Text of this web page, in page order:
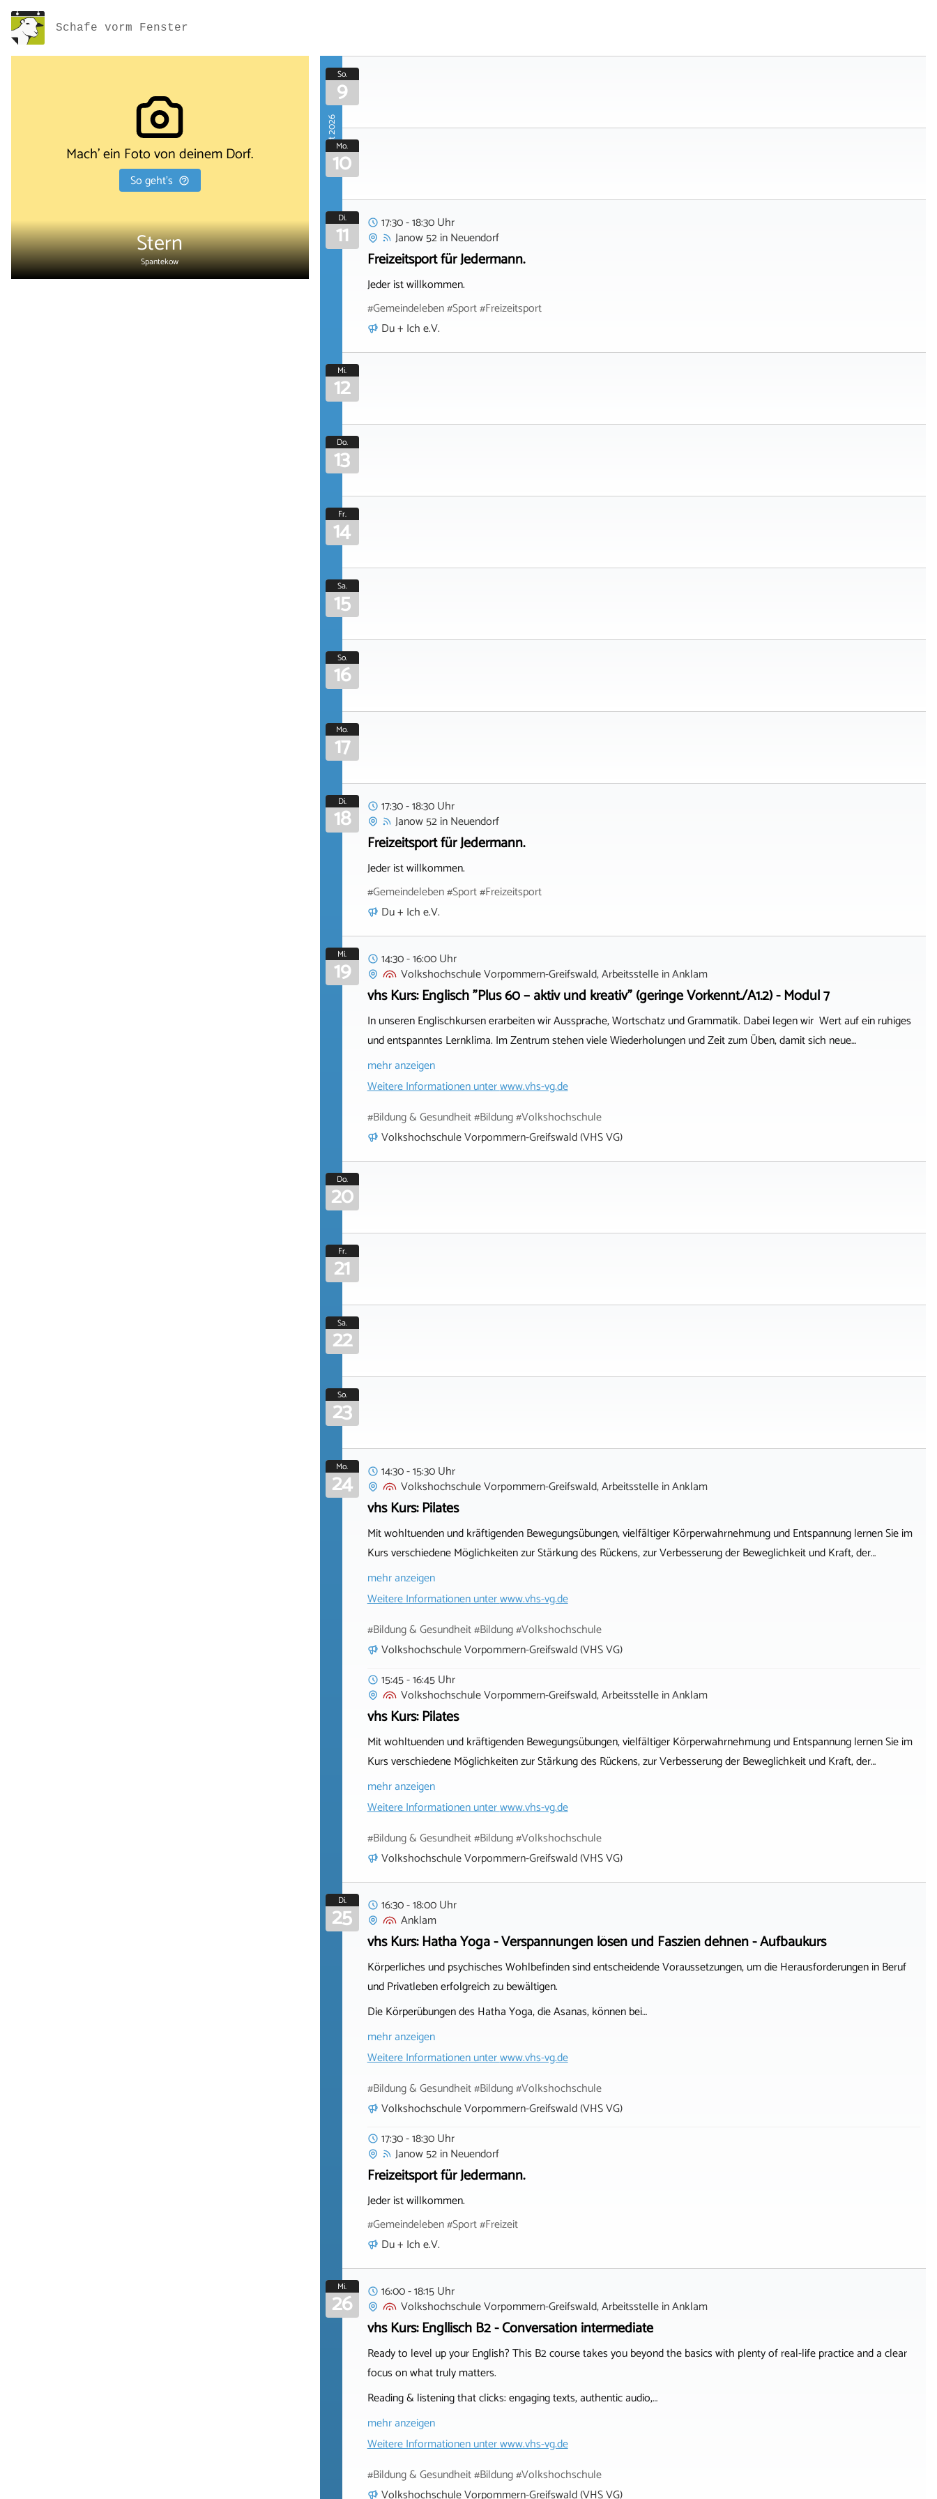
Schafe vorm Fenster
Mach' ein Foto von deinem Dorf.
So geht's
Stern
Spantekow
August 2026
So.
9
Mo.
10
Di.
11
17:30 - 18:30 Uhr
Janow 52inNeuendorf
Freizeitsport für Jedermann.
Jeder ist willkommen.
#Gemeindeleben #Sport #Freizeitsport
Du + Ich e.V.
Mi.
12
Do.
13
Fr.
14
Sa.
15
So.
16
Mo.
17
Di.
18
17:30 - 18:30 Uhr
Janow 52inNeuendorf
Freizeitsport für Jedermann.
Jeder ist willkommen.
#Gemeindeleben #Sport #Freizeitsport
Du + Ich e.V.
Mi.
19
14:30 - 16:00 Uhr
Volkshochschule Vorpommern-Greifswald, ArbeitsstelleinAnklam
vhs Kurs: Englisch "Plus 60 – aktiv und kreativ" (geringe Vorkennt./A1.2) - Modul 7
In unseren Englischkursen erarbeiten wir Aussprache, Wortschatz und Grammatik. Dabei legen wir Wert auf ein ruhiges
und entspanntes Lernklima. Im Zentrum stehen viele Wiederholungen und Zeit zum Üben, damit sich neue…
mehr anzeigen
Weitere Informationen unterwww.vhs-vg.de
#Bildung & Gesundheit #Bildung #Volkshochschule
Volkshochschule Vorpommern-Greifswald (VHS VG)
Do.
20
Fr.
21
Sa.
22
So.
23
Mo.
24
14:30 - 15:30 Uhr
Volkshochschule Vorpommern-Greifswald, ArbeitsstelleinAnklam
vhs Kurs: Pilates
Mit wohltuenden und kräftigenden Bewegungsübungen, vielfältiger Körperwahrnehmung und Entspannung lernen Sie im
Kurs verschiedene Möglichkeiten zur Stärkung des Rückens, zur Verbesserung der Beweglichkeit und Kraft, der…
mehr anzeigen
Weitere Informationen unterwww.vhs-vg.de
#Bildung & Gesundheit #Bildung #Volkshochschule
Volkshochschule Vorpommern-Greifswald (VHS VG)
15:45 - 16:45 Uhr
Volkshochschule Vorpommern-Greifswald, ArbeitsstelleinAnklam
vhs Kurs: Pilates
Mit wohltuenden und kräftigenden Bewegungsübungen, vielfältiger Körperwahrnehmung und Entspannung lernen Sie im
Kurs verschiedene Möglichkeiten zur Stärkung des Rückens, zur Verbesserung der Beweglichkeit und Kraft, der…
mehr anzeigen
Weitere Informationen unterwww.vhs-vg.de
#Bildung & Gesundheit #Bildung #Volkshochschule
Volkshochschule Vorpommern-Greifswald (VHS VG)
Di.
25
16:30 - 18:00 Uhr
Anklam
vhs Kurs: Hatha Yoga - Verspannungen lösen und Faszien dehnen - Aufbaukurs
Körperliches und psychisches Wohlbefinden sind entscheidende Voraussetzungen, um die Herausforderungen in Beruf
und Privatleben erfolgreich zu bewältigen.
Die Körperübungen des Hatha Yoga, die Asanas, können bei…
mehr anzeigen
Weitere Informationen unterwww.vhs-vg.de
#Bildung & Gesundheit #Bildung #Volkshochschule
Volkshochschule Vorpommern-Greifswald (VHS VG)
17:30 - 18:30 Uhr
Janow 52inNeuendorf
Freizeitsport für Jedermann.
Jeder ist willkommen.
#Gemeindeleben #Sport #Freizeit
Du + Ich e.V.
Mi.
26
16:00 - 18:15 Uhr
Volkshochschule Vorpommern-Greifswald, ArbeitsstelleinAnklam
vhs Kurs: Engllisch B2 - Conversation intermediate
Ready to level up your English? This B2 course takes you beyond the basics with plenty of real-life practice and a clear
focus on what truly matters.
Reading & listening that clicks: engaging texts, authentic audio,…
mehr anzeigen
Weitere Informationen unterwww.vhs-vg.de
#Bildung & Gesundheit #Bildung #Volkshochschule
Volkshochschule Vorpommern-Greifswald (VHS VG)